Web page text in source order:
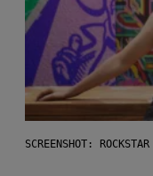
SCREENSHOT: ROCKSTAR